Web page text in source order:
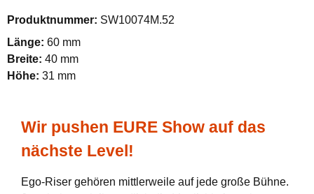
Produktnummer: SW10074M.52
Länge: 60 mm
Breite: 40 mm
Höhe: 31 mm
Wir pushen EURE Show auf das
nächste Level!
Ego-Riser gehören mittlerweile auf jede große Bühne.